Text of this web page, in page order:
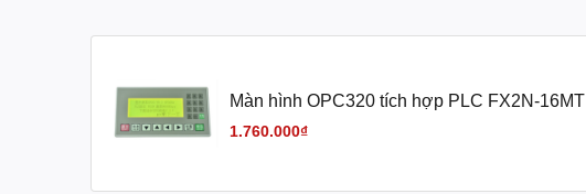
Màn hình OPC320 tích hợp PLC FX2N-16MT
1.760.000₫